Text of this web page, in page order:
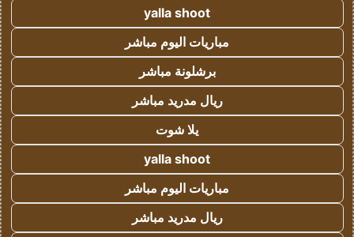
yalla shoot
مباريات اليوم مباشر
برشلونة مباشر
ريال مدريد مباشر
يلا شوت
yalla shoot
مباريات اليوم مباشر
ريال مدريد مباشر